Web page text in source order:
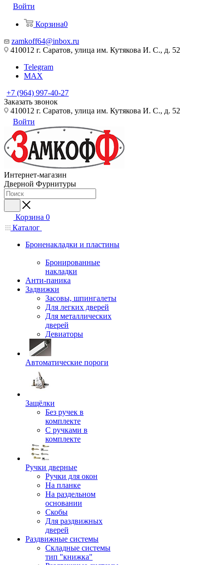
Войти
Корзина0
zamkoff64@inbox.ru
410012 г. Саратов, улица им. Кутякова И. С., д. 52
Telegram
MAX
+7 (964) 997-40-27
Заказать звонок
410012 г. Саратов, улица им. Кутякова И. С., д. 52
Войти
Интернет-магазин
Дверной Фурнитуры
Корзина 0
Каталог
Броненакладки и пластины
Бронированные
накладки
Анти-паника
Задвижки
Засовы, шпингалеты
Для легких дверей
Для металлических
дверей
Девиаторы
Автоматические пороги
Защёлки
Без ручек в
комплекте
С ручками в
комплекте
Ручки дверные
Ручки для окон
На планке
На раздельном
основании
Скобы
Для раздвижных
дверей
Раздвижные системы
Складные системы
тип "книжка"